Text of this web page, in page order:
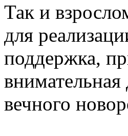
Так и
для
поддержка,
вечного